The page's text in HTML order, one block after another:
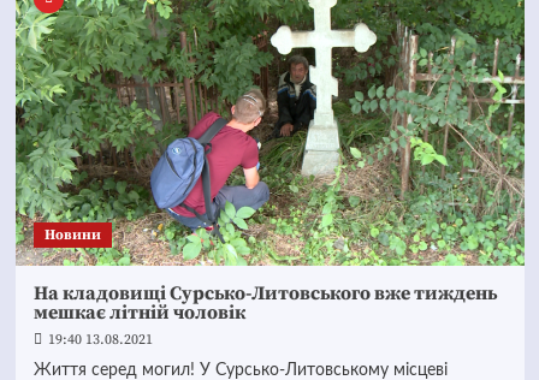
Новини
На кладовищі Сурсько-Литовського вже тиждень
мешкає літній чоловік
19:40 13.08.2021
Життя серед могил! У Сурсько-Литовському місцеві